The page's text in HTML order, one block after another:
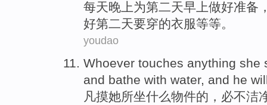
每天晚上为第二天早上做好准备
好第二天要穿的衣服等等。
youdao
Whoever touches anything she
and bathe with water, and he
凡摸她所坐什么物件的， 必不洁